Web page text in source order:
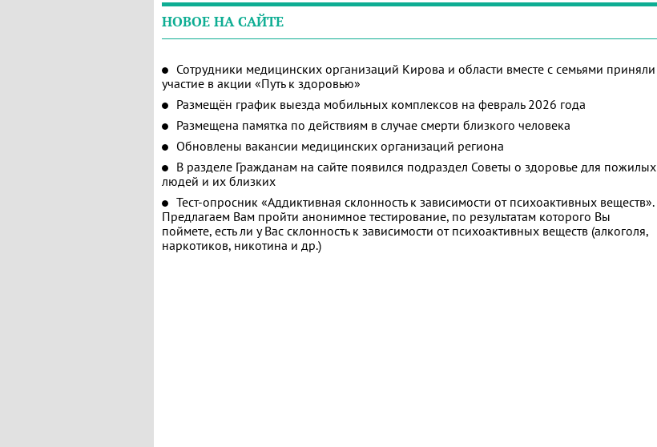
НОВОЕ НА САЙТЕ
Сотрудники медицинских организаций Кирова и области вместе с семьями приняли
участие в акции «Путь к здоровью»
Размещён график выезда мобильных комплексов на февраль 2026 года
Размещена памятка по действиям в случае смерти близкого человека
Обновлены вакансии медицинских организаций региона
В разделе Гражданам на сайте появился подраздел Советы о здоровье для пожилых
людей и их близких
Тест-опросник «Аддиктивная склонность к зависимости от психоактивных веществ».
Предлагаем Вам пройти анонимное тестирование, по результатам которого Вы
поймете, есть ли у Вас склонность к зависимости от психоактивных веществ (алкоголя,
наркотиков, никотина и др.)